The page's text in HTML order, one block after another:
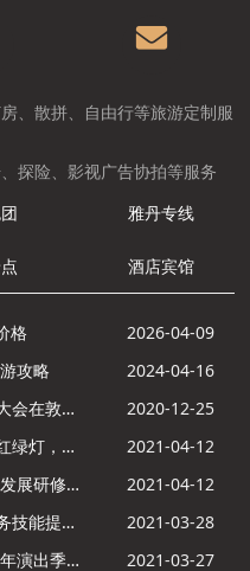
、散拼、自由行等旅游定制服
探险、影视广告协拍等服务
雅丹专线
酒店宾馆
格
2026-04-09
攻略
2024-04-16
敦煌市旅行社协会首届西北供应商大会在敦煌召开
2020-12-25
鸣沙山月牙泉景区：首次使用驼形红绿灯，骆驼“看驼灯绿了”走起来
2021-04-12
酒泉市2021年文化旅游行业高质量发展研修提升培训班敦煌分训点开班
2021-04-12
敦煌市文化旅游行业职业道德和服务技能提升导游专项培训成功举办
2021-03-28
关于大型情景剧《丝路花雨》2021年演出季开演的通知
2021-03-27